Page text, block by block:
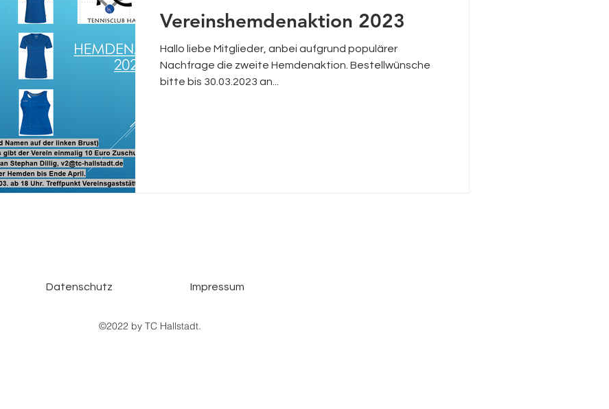
Vereinshemdenaktion 2023
Hallo liebe Mitglieder, anbei aufgrund populärer
Nachfrage die zweite Hemdenaktion. Bestellwünsche
bitte bis 30.03.2023 an...
Datenschutz Impressum
©2022 by TC Hallstadt.